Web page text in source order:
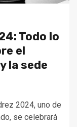
Todo lo
el
la sede
2024, uno de
se celebrará